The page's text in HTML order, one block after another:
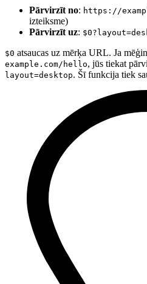
Pārvirzīt no: https://
izteiksme)
Pārvirzīt uz:
$0 atsaucas uz mērķa URL. Ja
example.com/hello, jūs tiekat
layout=desktop. Šī funkcija tiek